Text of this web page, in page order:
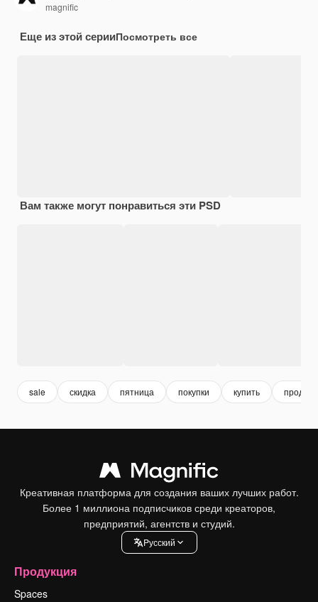
magnific
Еще из этой серииПосмотреть все
Вам также могут понравиться эти PSD
sale скидка пятница покупки купить
Креативная платформа для создания ваших лучших работ.
Более 1 миллиона подписчиков среди креаторов,
предприятий, агентств и студий.
Pусский
Продукция
Spaces